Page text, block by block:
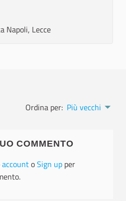
Napoli, Lecce
Ordina per: Più vecchi
COMMENTO
oSign up per